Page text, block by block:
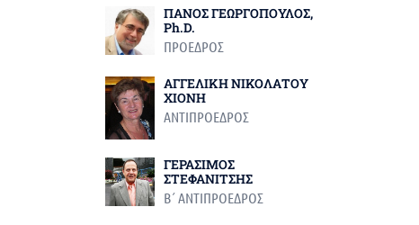
ΠΑΝΟΣ ΓΕΩΡΓΟΠΟΥΛΟΣ,
Ph.D.
ΠΡΟΕΔΡΟΣ
ΑΓΓΕΛΙΚΗ ΝΙΚΟΛΑΤΟΥ
ΧΙΟΝΗ
ΑΝΤΙΠΡΟΕΔΡΟΣ
ΓΕΡΑΣΙΜΟΣ
ΣΤΕΦΑΝΙΤΣΗΣ
Β΄ ΑΝΤΙΠΡΟΕΔΡΟΣ